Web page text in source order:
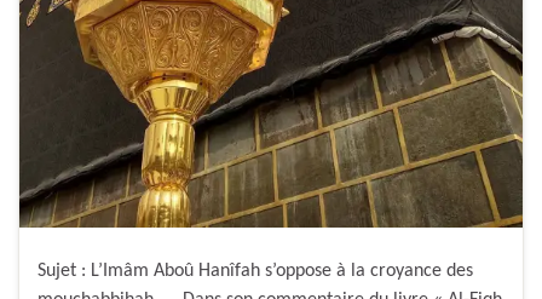
Sujet : L’Imâm Aboû Hanîfah s’oppose à la croyance des